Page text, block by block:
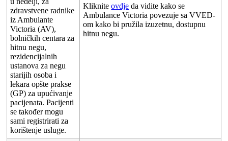
zdravstvene radnike
iz Ambulante
Victoria (AV),
bolničkih centara za
hitnu negu,
rezidencijalnih
ustanova za negu
starijih osoba i
lekara opšte prakse
(GP) za upućivanje
pacijenata. Pacijenti
se također mogu
sami registrirati za
korištenje usluge.
Kliknite ovdje da vidite kako se
Ambulance Victoria povezuje sa VVED-
om kako bi pružila izuzetnu, dostupnu
hitnu negu.